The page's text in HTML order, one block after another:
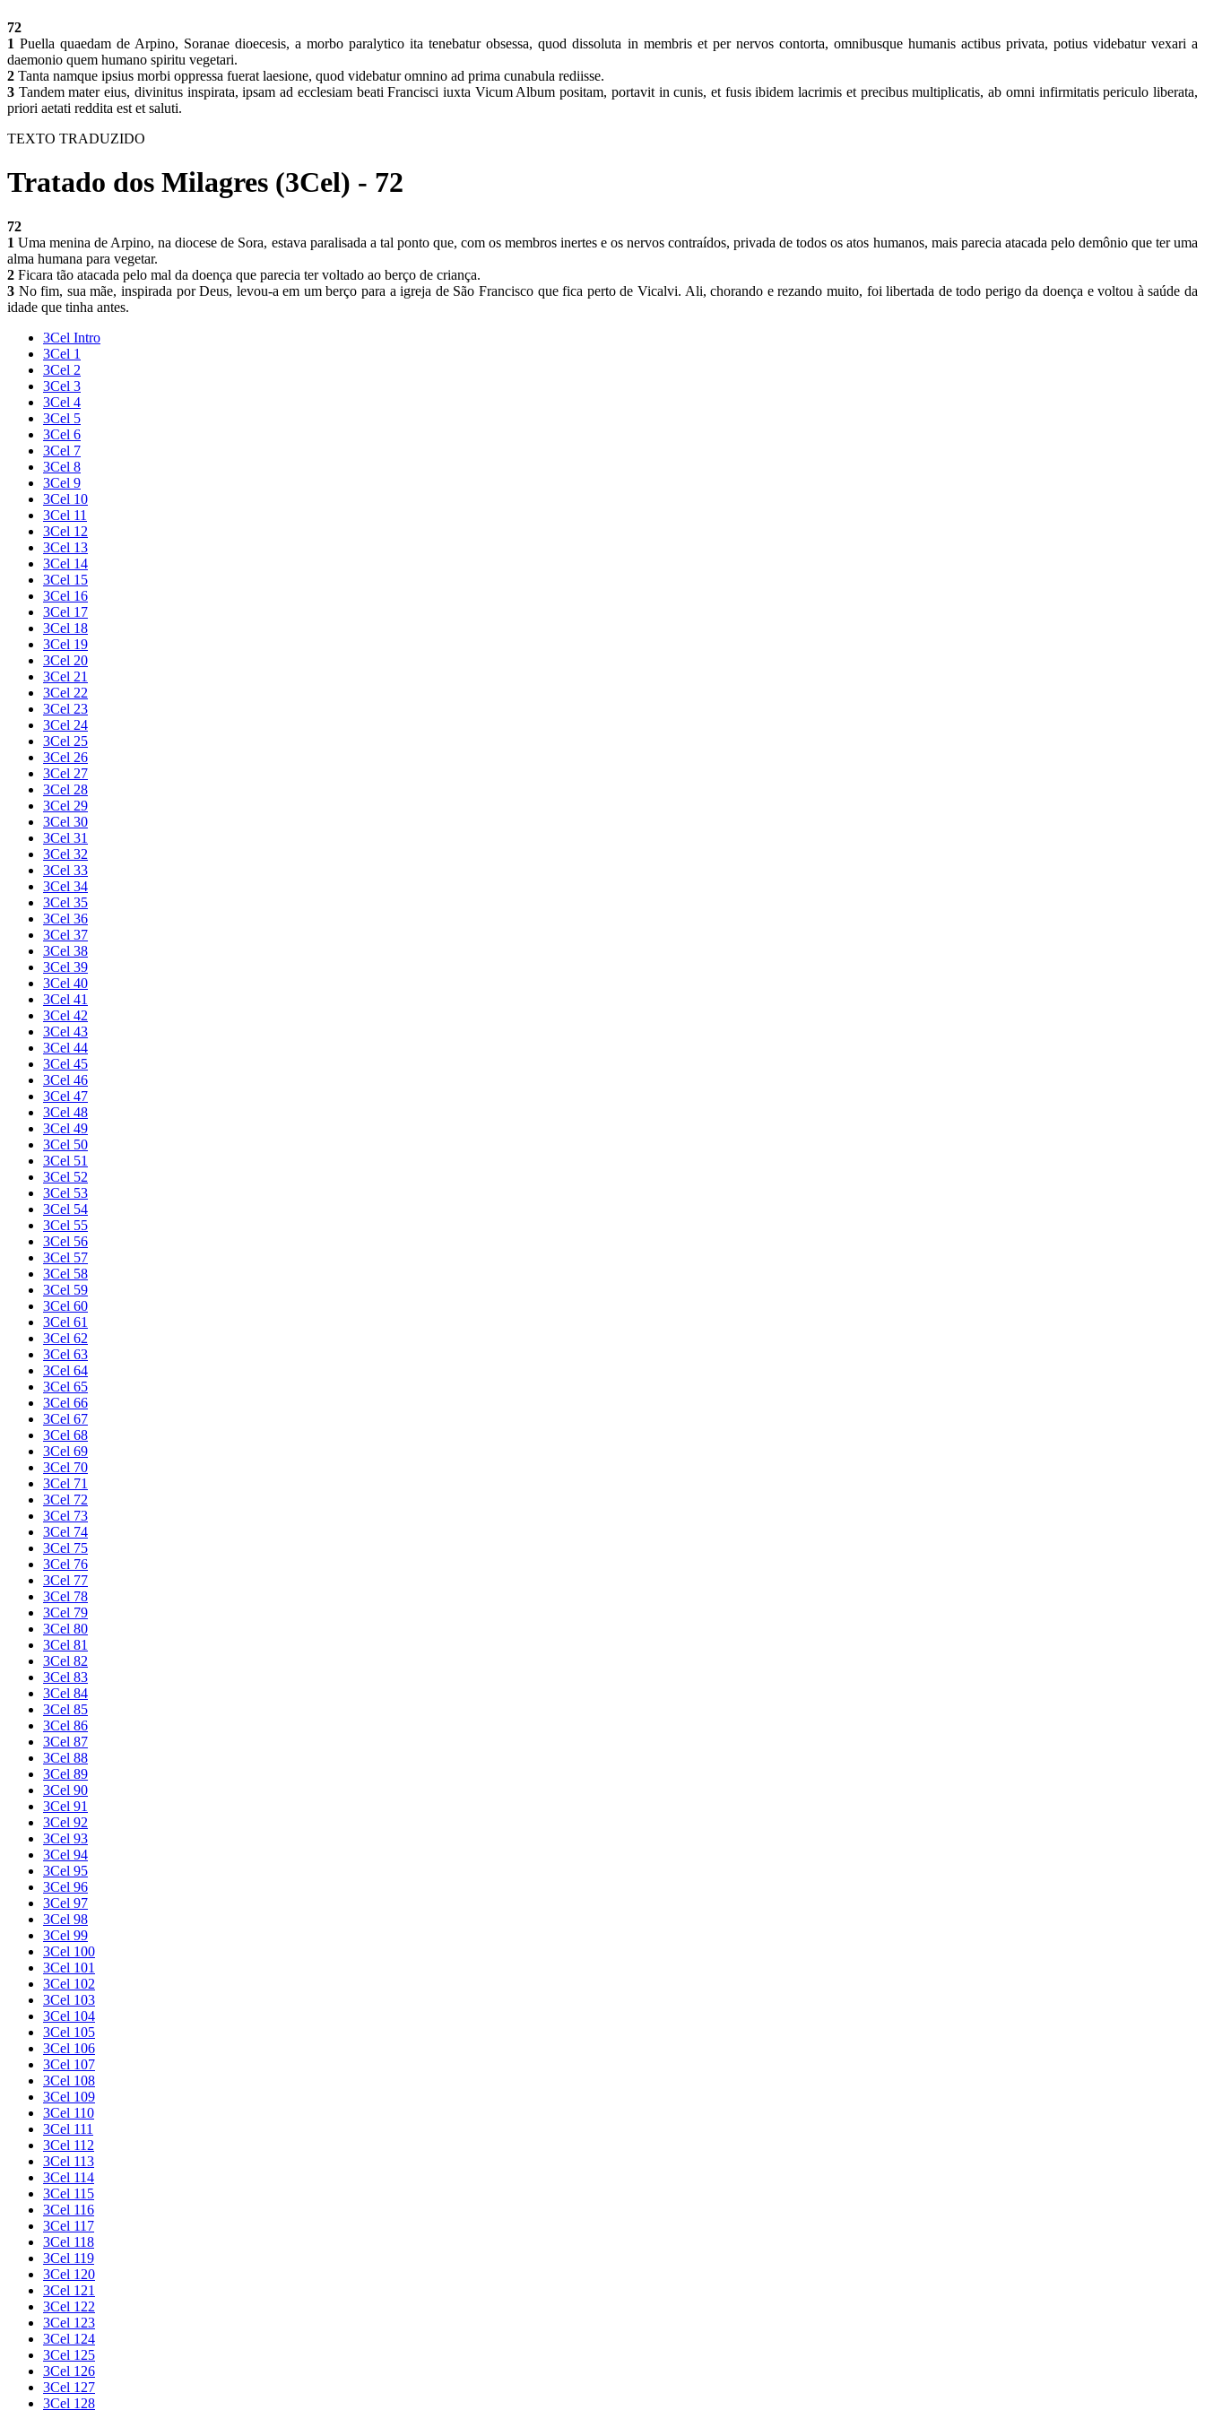
72
1 Puella quaedam de Arpino, Soranae dioecesis, a morbo paralytico ita tenebatur obsessa, quod dissoluta in membris et per nervos contorta, omnibusque humanis actibus privata, potius videbatur vexari a
daemonio quem humano spiritu vegetari.
2 Tanta namque ipsius morbi oppressa fuerat laesione, quod videbatur omnino ad prima cunabula rediisse.
3 Tandem mater eius, divinitus inspirata, ipsam ad ecclesiam beati Francisci iuxta Vicum Album positam, portavit in cunis, et fusis ibidem lacrimis et precibus multiplicatis, ab omni infirmitatis periculo liberata,
priori aetati reddita est et saluti.
TEXTO TRADUZIDO
Tratado dos Milagres (3Cel) - 72
72
1 Uma menina de Arpino, na diocese de Sora, estava paralisada a tal ponto que, com os membros inertes e os nervos contraídos, privada de todos os atos humanos, mais parecia atacada pelo demônio que ter uma
alma humana para vegetar.
2 Ficara tão atacada pelo mal da doença que parecia ter voltado ao berço de criança.
3 No fim, sua mãe, inspirada por Deus, levou-a em um berço para a igreja de São Francisco que fica perto de Vicalvi. Ali, chorando e rezando muito, foi libertada de todo perigo da doença e voltou à saúde da
idade que tinha antes.
3Cel Intro
3Cel 1
3Cel 2
3Cel 3
3Cel 4
3Cel 5
3Cel 6
3Cel 7
3Cel 8
3Cel 9
3Cel 10
3Cel 11
3Cel 12
3Cel 13
3Cel 14
3Cel 15
3Cel 16
3Cel 17
3Cel 18
3Cel 19
3Cel 20
3Cel 21
3Cel 22
3Cel 23
3Cel 24
3Cel 25
3Cel 26
3Cel 27
3Cel 28
3Cel 29
3Cel 30
3Cel 31
3Cel 32
3Cel 33
3Cel 34
3Cel 35
3Cel 36
3Cel 37
3Cel 38
3Cel 39
3Cel 40
3Cel 41
3Cel 42
3Cel 43
3Cel 44
3Cel 45
3Cel 46
3Cel 47
3Cel 48
3Cel 49
3Cel 50
3Cel 51
3Cel 52
3Cel 53
3Cel 54
3Cel 55
3Cel 56
3Cel 57
3Cel 58
3Cel 59
3Cel 60
3Cel 61
3Cel 62
3Cel 63
3Cel 64
3Cel 65
3Cel 66
3Cel 67
3Cel 68
3Cel 69
3Cel 70
3Cel 71
3Cel 72
3Cel 73
3Cel 74
3Cel 75
3Cel 76
3Cel 77
3Cel 78
3Cel 79
3Cel 80
3Cel 81
3Cel 82
3Cel 83
3Cel 84
3Cel 85
3Cel 86
3Cel 87
3Cel 88
3Cel 89
3Cel 90
3Cel 91
3Cel 92
3Cel 93
3Cel 94
3Cel 95
3Cel 96
3Cel 97
3Cel 98
3Cel 99
3Cel 100
3Cel 101
3Cel 102
3Cel 103
3Cel 104
3Cel 105
3Cel 106
3Cel 107
3Cel 108
3Cel 109
3Cel 110
3Cel 111
3Cel 112
3Cel 113
3Cel 114
3Cel 115
3Cel 116
3Cel 117
3Cel 118
3Cel 119
3Cel 120
3Cel 121
3Cel 122
3Cel 123
3Cel 124
3Cel 125
3Cel 126
3Cel 127
3Cel 128